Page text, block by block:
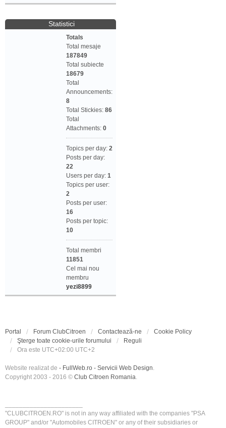
Statistici
Totals
Total mesaje
187849
Total subiecte
18679
Total
Announcements:
8
Total Stickies: 86
Total
Attachments: 0
Topics per day: 2
Posts per day:
22
Users per day: 1
Topics per user:
2
Posts per user:
16
Posts per topic:
10
Total membri
11851
Cel mai nou
membru
yezi8899
Portal Forum ClubCitroen Contactează-ne
Cookie Policy
Şterge toate cookie-urile forumului
Reguli
Ora este UTC+02:00 UTC+2
Website realizat de - FullWeb.ro - Servicii Web Design.
Copyright 2003 - 2016 © Club Citroen Romania.
"CLUBCITROEN.RO" is not in any way affiliated with the companies "PSA
GROUP" and/or "Automobiles CITROEN" or any of their subsidiaries or